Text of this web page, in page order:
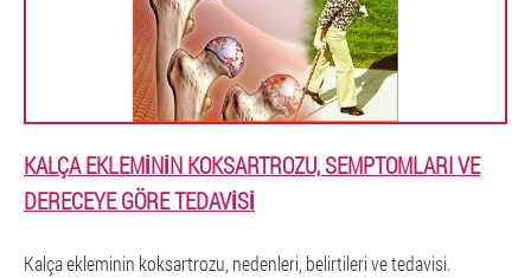
KALÇA EKLEMININ KOKSARTROZU, SEMPTOMLARI VE
DERECEYE GÖRE TEDAVISI
Kalça ekleminin koksartrozu, nedenleri, belirtileri ve tedavisi.